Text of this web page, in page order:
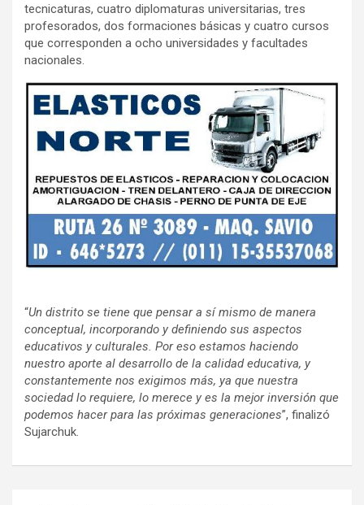
tecnicaturas, cuatro diplomaturas universitarias, tres
profesorados, dos formaciones básicas y cuatro cursos
que corresponden a ocho universidades y facultades
nacionales.
“Un distrito se tiene que pensar a sí mismo de manera
conceptual, incorporando y definiendo sus aspectos
educativos y culturales. Por eso estamos haciendo
nuestro aporte al desarrollo de la calidad educativa, y
constantemente nos exigimos más, ya que nuestra
sociedad lo requiere, lo merece y es la mejor inversión que
podemos hacer para las próximas generaciones”, finalizó
Sujarchuk.